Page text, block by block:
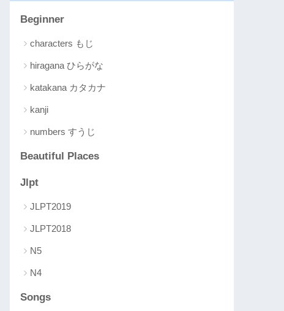
Beginner
characters もじ
hiragana ひらがな
katakana カタカナ
kanji
numbers すうじ
Beautiful Places
Jlpt
JLPT2019
JLPT2018
N5
N4
Songs